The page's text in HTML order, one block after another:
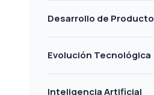
Desarrollo de Producto
Evolución Tecnológica
Inteligencia Artificial